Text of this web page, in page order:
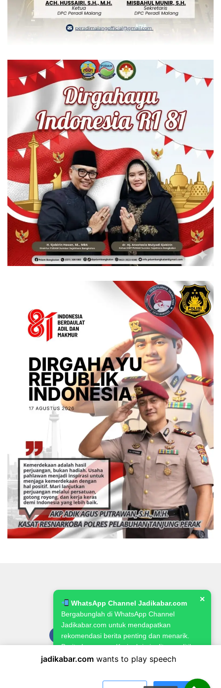
Pedoman Media Siber Kode Etik Jurnalistik
jadikabar.com wants to play speech
WhatsApp Channel Jadikabar.com
Bergabunglah di WhatsApp Channel
Jadikabar.com untuk mendapatkan
rekomendasi berita penting dan menarik.
Berita Lowongan Kerja, kriminalitas, politik,
pemerintahan, pertanian & ketahanan
✕